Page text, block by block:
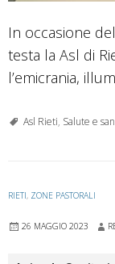
In occasione
testa la Asl di
l’emicrania,
Asl Rieti, Salute e
RIETI, ZONE PASTORALI
26 MAGGIO 2023